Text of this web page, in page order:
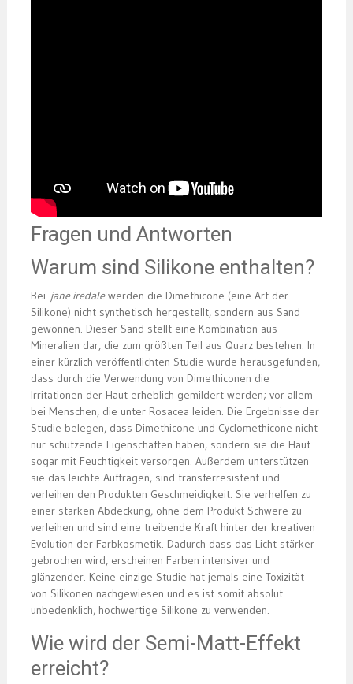
Fragen und Antworten
Warum sind Silikone enthalten?
Bei jane iredalewerden die Dimethicone (eine Art der
Silikone) nicht synthetisch hergestellt, sondern aus Sand
gewonnen. Dieser Sand stellt eine Kombination aus
Mineralien dar, die zum größten Teil aus Quarz bestehen. In
einer kürzlich veröffentlichten Studie wurde herausgefunden,
dass durch die Verwendung von Dimethiconen die
Irritationen der Haut erheblich gemildert werden; vor allem
bei Menschen, die unter Rosacea leiden. Die Ergebnisse der
Studie belegen, dass Dimethicone und Cyclomethicone nicht
nur schützende Eigenschaften haben, sondern sie die Haut
sogar mit Feuchtigkeit versorgen. Außerdem unterstützen
sie das leichte Auftragen, sind transferresistent und
verleihen den Produkten Geschmeidigkeit. Sie verhelfen zu
einer starken Abdeckung, ohne dem Produkt Schwere zu
verleihen und sind eine treibende Kraft hinter der kreativen
Evolution der Farbkosmetik. Dadurch dass das Licht stärker
gebrochen wird, erscheinen Farben intensiver und
glänzender. Keine einzige Studie hat jemals eine Toxizität
von Silikonen nachgewiesen und es ist somit absolut
unbedenklich, hochwertige Silikone zu verwenden.
Wie wird der Semi-Matt-Effekt
erreicht?